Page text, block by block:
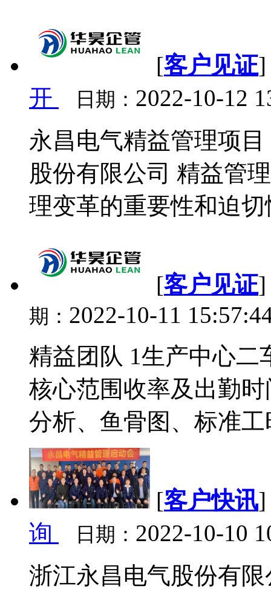
[客户见证
开
日期： 2022-10-12
永昌电气精益管理项
股份有限公司 精益管
理变革的重要性和迫
[客户见证
期： 2022-10-11
精益团队 1生产中心二
核心范围收率及出勤
分析、鱼骨图、标准
[客户快讯
询
日期： 2022-10-10
浙江永昌电气股份有